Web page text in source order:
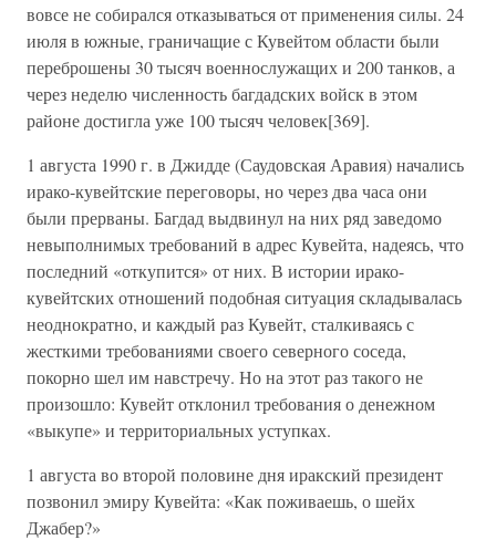
вовсе не собирался отказываться от применения силы. 24
июля в южные, граничащие с Кувейтом области были
переброшены 30 тысяч военнослужащих и 200 танков, а
через неделю численность багдадских войск в этом
районе достигла уже 100 тысяч человек[369].
1 августа 1990 г. в Джидде (Саудовская Аравия) начались
ирако-кувейтские переговоры, но через два часа они
были прерваны. Багдад выдвинул на них ряд заведомо
невыполнимых требований в адрес Кувейта, надеясь, что
последний «откупится» от них. В истории ирако-
кувейтских отношений подобная ситуация складывалась
неоднократно, и каждый раз Кувейт, сталкиваясь с
жесткими требованиями своего северного соседа,
покорно шел им навстречу. Но на этот раз такого не
произошло: Кувейт отклонил требования о денежном
«выкупе» и территориальных уступках.
1 августа во второй половине дня иракский президент
позвонил эмиру Кувейта: «Как поживаешь, о шейх
Джабер?»